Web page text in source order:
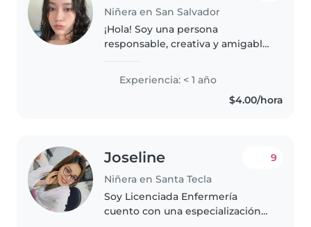
Niñera en San Salvador
¡Hola! Soy una persona
responsable, creativa y amigable.
una licenciatura en psicología.
Me encanta dibujar, leer libros
Además, estoy cómoda con
Experiencia: < 1 año
$4.00/hora
Joseline
Niñera en Santa Tecla
9
Soy Licenciada Enfermería
cuento con una especialización